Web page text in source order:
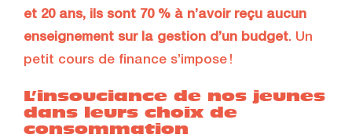
et 20 ans, ils sont 70 % à n’avoir reçu aucun
enseignement sur la gestion d’un budget. Un
petit cours de finance s’impose !
L’insouciance de nos jeunes
dans leurs choix de
consommation